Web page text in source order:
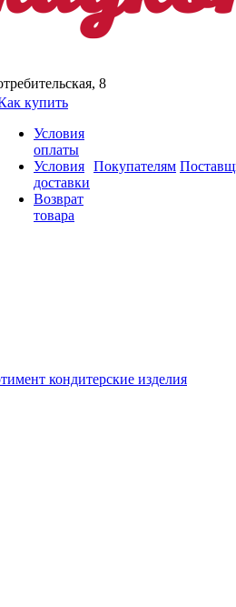
8
купить
Условия
оплаты
Условия
доставки
Возврат
товара
Покупателям
кондитерские изделия